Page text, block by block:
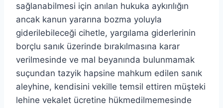
sağlanabilmesi için anılan hukuka aykırılığın
ancak kanun yararına bozma yoluyla
giderilebileceği cihetle, yargılama giderlerinin
borçlu sanık üzerinde bırakılmasına karar
verilmesinde ve mal beyanında bulunmamak
suçundan tazyik hapsine mahkum edilen sanık
aleyhine, kendisini vekille temsil ettiren müşteki
lehine vekalet ücretine hükmedilmemesinde